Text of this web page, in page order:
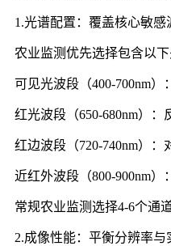
1.光谱配置：覆盖核心敏感
农业监测优先选择包含以下
可见光波段（400-700nm
红光波段（650-680nm）：
红边波段（720-740nm）
近红外波段（800-900nm
常规农业监测选择4-6个通
2.成像性能：平衡分辨率与